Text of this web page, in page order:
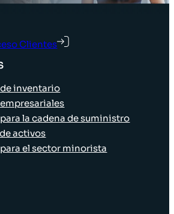
Clientes
inventario
la cadena de suministro
activos
el sector minorista